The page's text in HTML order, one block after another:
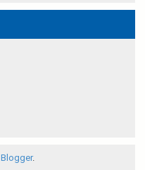
Blogger.